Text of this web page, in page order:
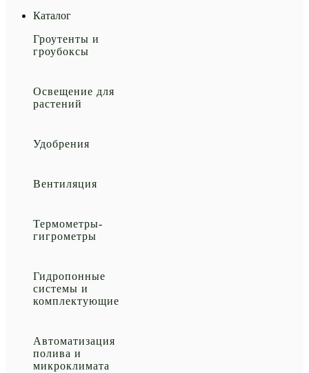
Каталог
Гроутенты и
гроубоксы
Освещение для
растений
Удобрения
Вентиляция
Термометры-
гигрометры
Гидропонные
системы и
комплектующие
Автоматизация
полива и
микроклимата